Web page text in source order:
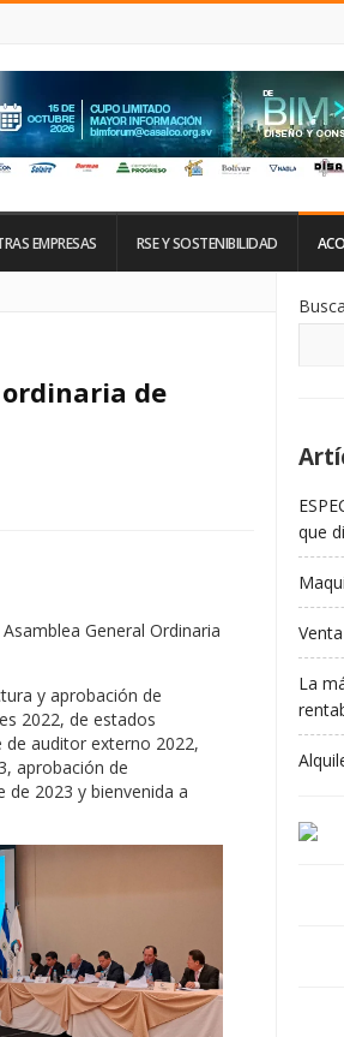
EMPRESAS RSE Y SOSTENIBILIDAD
ordinaria de
General Ordinaria
y aprobación de
2022, de estados
auditor externo 2022,
aprobación de
2023 y bienvenida a
De
La
que
La